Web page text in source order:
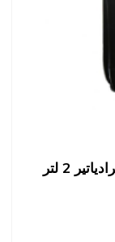
تويوتا سوبر لونج لايف 50 سائل تبريد الرادياتير 2 لتر